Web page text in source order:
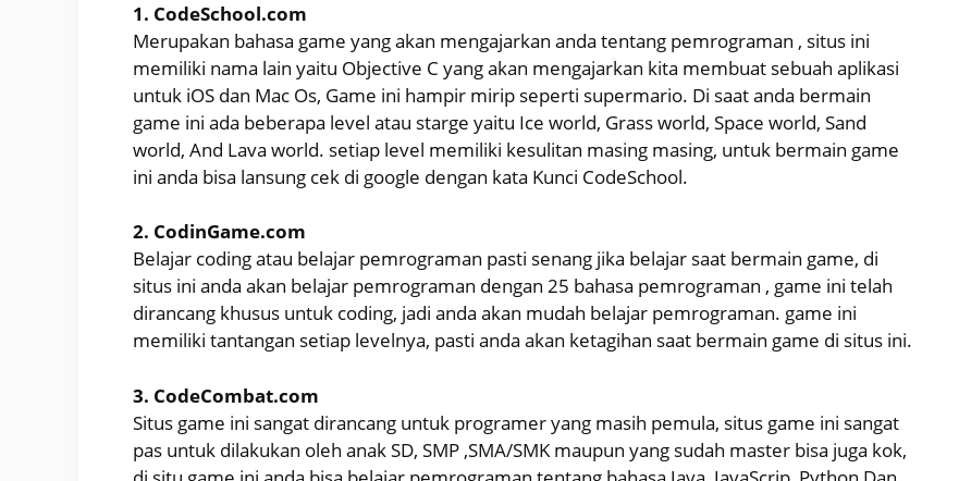
1. CodeSchool.com
Merupakan bahasa game yang akan mengajarkan anda tentang pemrograman , situs ini
memiliki nama lain yaitu Objective C yang akan mengajarkan kita membuat sebuah aplikasi
untuk iOS dan Mac Os, Game ini hampir mirip seperti supermario. Di saat anda bermain
game ini ada beberapa level atau starge yaitu Ice world, Grass world, Space world, Sand
world, And Lava world. setiap level memiliki kesulitan masing masing, untuk bermain game
ini anda bisa lansung cek di google dengan kata Kunci CodeSchool.
2. CodinGame.com
Belajar coding atau belajar pemrograman pasti senang jika belajar saat bermain game, di
situs ini anda akan belajar pemrograman dengan 25 bahasa pemrograman , game ini telah
dirancang khusus untuk coding, jadi anda akan mudah belajar pemrograman. game ini
memiliki tantangan setiap levelnya, pasti anda akan ketagihan saat bermain game di situs ini.
3. CodeCombat.com
Situs game ini sangat dirancang untuk programer yang masih pemula, situs game ini sangat
pas untuk dilakukan oleh anak SD, SMP ,SMA/SMK maupun yang sudah master bisa juga kok,